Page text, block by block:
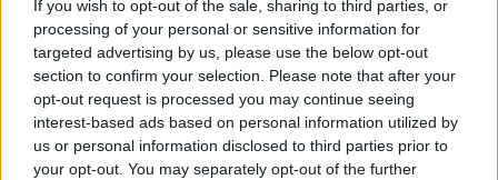
If you wish to opt-out of the sale, sharing to third parties, or
processing of your personal or sensitive information for
targeted advertising by us, please use the below opt-out
section to confirm your selection. Please note that after your
opt-out request is processed you may continue seeing
interest-based ads based on personal information utilized by
us or personal information disclosed to third parties prior to
your opt-out. You may separately opt-out of the further